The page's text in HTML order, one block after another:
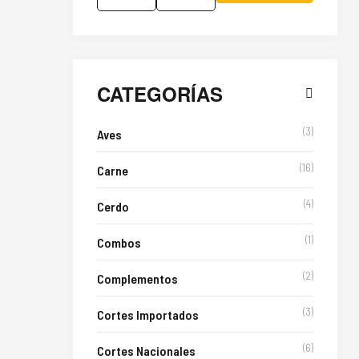
CATEGORÍAS
Aves (3)
Carne (16)
Cerdo (4)
Combos (1)
Complementos (2)
Cortes Importados (3)
Cortes Nacionales (6)